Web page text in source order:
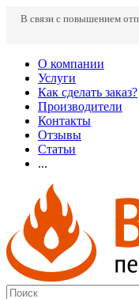
В связи с повышением
О компании
Услуги
Как сделать заказ?
Производители
Контакты
Отзывы
Статьи
...